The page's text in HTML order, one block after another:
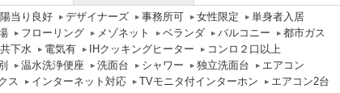
陽当り良好 デザイナーズ 事務所可 女性限定
単身者入居
フローリング メゾネット ベランダ バルコニー
都市ガス
下水 電気有 IHクッキングヒーター
コンロ２口以上
温水洗浄便座 洗面台 シャワー 独立洗面台
エアコン
ス
インターネット対応 TVモニタ付インターホン エアコン2台